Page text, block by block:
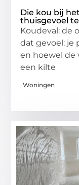
Die kou bij
thuisgevoel
Koudeval: de
dat gevoel: je
en hoewel de
een kilte
Woningen